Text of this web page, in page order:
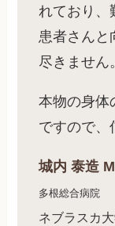
れており、
患者さんと
尽きません
本物の身体
ですので、
城内 泰造
多根総合病院
ネブラスカ